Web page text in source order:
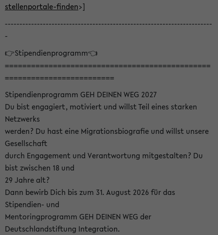
stellenportale-finden>]
-----------------------------------------------------------------------
-
👉Stipendienprogramm👈
===============================================
=========================
Stipendienprogramm GEH DEINEN WEG 2027
Du bist engagiert, motiviert und willst Teil eines starken
Netzwerks
werden? Du hast eine Migrationsbiografie und willst unsere
Gesellschaft
durch Engagement und Verantwortung mitgestalten? Du
bist zwischen 18 und
29 Jahre alt?
Dann bewirb Dich bis zum 31. August 2026 für das
Stipendien- und
Mentoringprogramm GEH DEINEN WEG der
Deutschlandstiftung Integration.